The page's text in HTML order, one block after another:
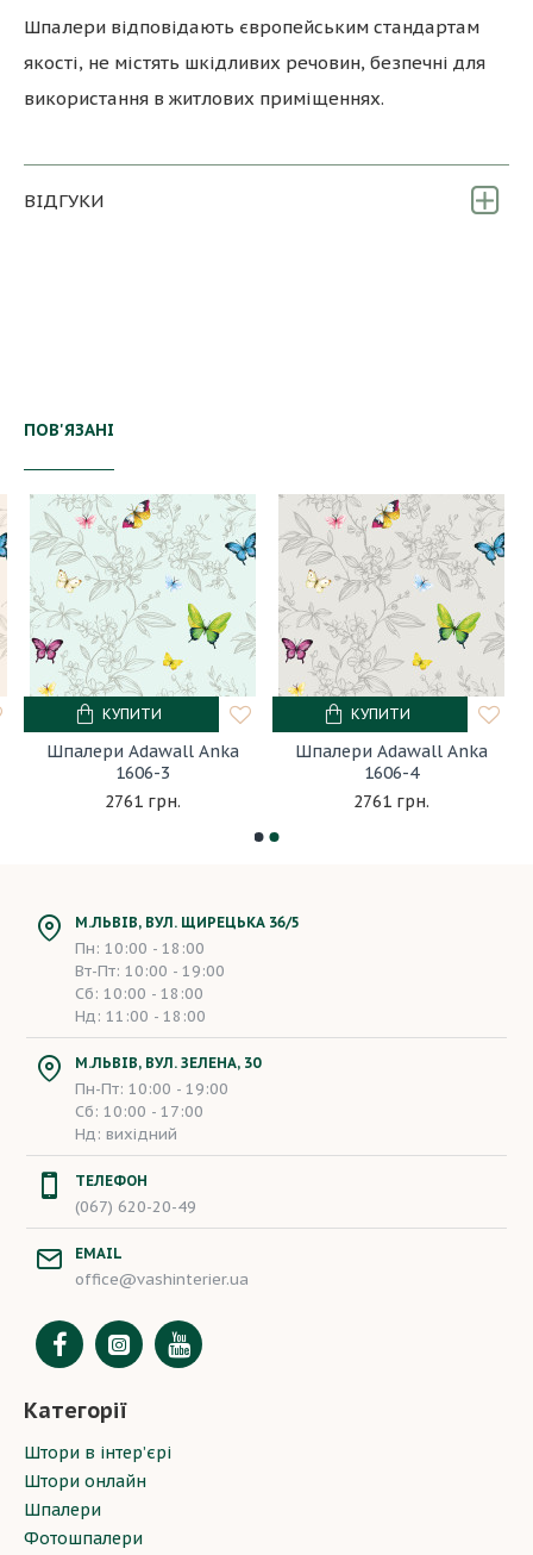
Шпалери відповідають європейським стандартам
якості, не містять шкідливих речовин, безпечні для
використання в житлових приміщеннях.
ВІДГУКИ
ПОВ'ЯЗАНІ
Шпалери Adawall Anka
1606-3
2761 грн.
КУПИТИ
Шпалери Adawall Anka
1606-4
2761 грн.
КУПИТИ
М.ЛЬВІВ, ВУЛ. ЩИРЕЦЬКА 36/5
Пн: 10:00 - 18:00
Вт-Пт: 10:00 - 19:00
Сб: 10:00 - 18:00
Нд: 11:00 - 18:00
М.ЛЬВІВ, ВУЛ. ЗЕЛЕНА, 30
Пн-Пт: 10:00 - 19:00
Сб: 10:00 - 17:00
Нд: вихідний
ТЕЛЕФОН
(067) 620-20-49
EMAIL
office@vashinterier.ua
Категорії
Штори в інтер’єрі
Штори онлайн
Шпалери
Фотошпалери